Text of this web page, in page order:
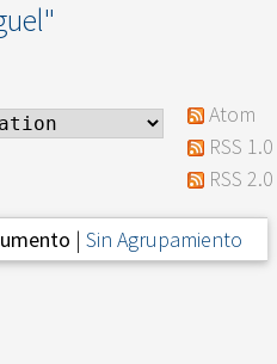
"
Atom
RSS 1.0
RSS 2.0
| Sin Agrupamiento